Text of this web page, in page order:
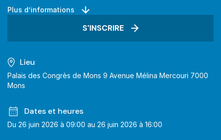
Plus d’informations
S'INSCRIRE
Lieu
Palais des Congrès de Mons 9 Avenue Mélina Mercouri 7000
Mons
Dates et heures
Du 26 juin 2026 à 09:00 au 26 juin 2026 à 16:00